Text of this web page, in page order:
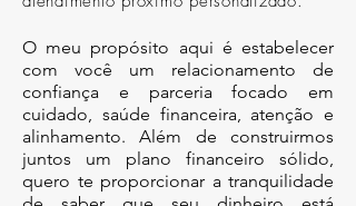
O meu propósito aqui é estabelecer
com você um relacionamento de
confiança e parceria focado em
cuidado, saúde financeira, atenção e
alinhamento. Além de construirmos
juntos um plano financeiro sólido,
quero te proporcionar a tranquilidade